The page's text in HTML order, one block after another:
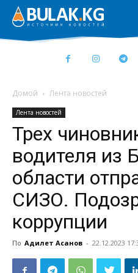
Домой Лента новостей
Лента новостей
Трех
водителя из
области
СИЗО.
коррупции
По Адилет Асанов - 22.12.2023